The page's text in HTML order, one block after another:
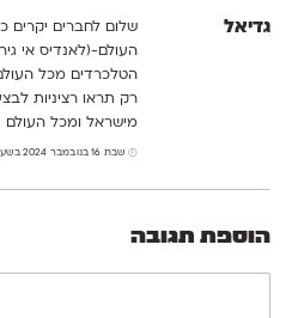
גדיאל
שלום לחברים
העולם-(לאנדיס אי
הטלכרדים מכל
רק תראו רציניות
מישראל ומכל העולם
שבת 16 בנובמבר 2024 בשעה 14:24
הוספת תגובה